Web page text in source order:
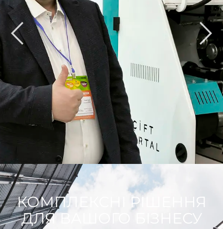
КОМПЛЕКСНІ РІШЕННЯ
ДЛЯ ВАШОГО БІЗНЕСУ